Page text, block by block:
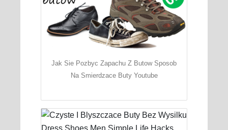
Jak Sie Pozbyc Zapachu Z Butow Sposob
Na Smierdzace Buty Youtube